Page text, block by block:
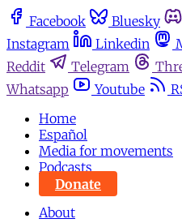
Facebook Bluesky
Instagram
Linkedin
Reddit
Telegram
Whatsapp
Youtube
Home
Español
Media for movements
Podcasts
Donate
About